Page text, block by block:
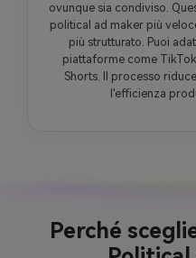
ovunque sia condiviso.
political ad maker più
più strutturato. Puoi
piattaforme come
Shorts. Il processo
l'efficienza
Perché